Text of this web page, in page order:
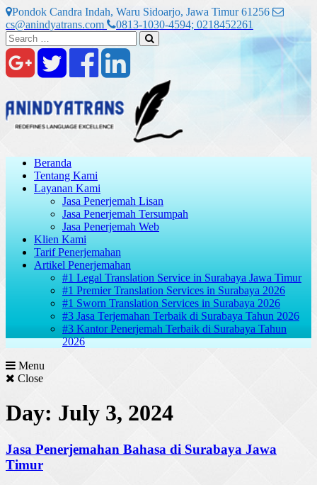
Skip
to
content
Pondok Candra Indah, Waru Sidoarjo, Jawa Timur 61256
cs@anindyatrans.com
0813-1030-4594; 0218452261
Search
for:
Beranda
Tentang Kami
Layanan Kami
Jasa Penerjemah Lisan
Jasa Penerjemah Tersumpah
Jasa Penerjemah Web
Klien Kami
Tarif Penerjemahan
Artikel Penerjemahan
#1 Legal Translation Service in Surabaya Jawa Timur
#1 Premier Translation Services in Surabaya 2026
#1 Sworn Translation Services in Surabaya 2026
#3 Jasa Terjemahan Terbaik di Surabaya Tahun 2026
#3 Kantor Penerjemah Terbaik di Surabaya Tahun
2026
Menu
Close
Day: July 3, 2024
Jasa Penerjemahan Bahasa di Surabaya Jawa
Timur